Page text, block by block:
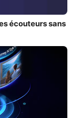
écouteurs sans